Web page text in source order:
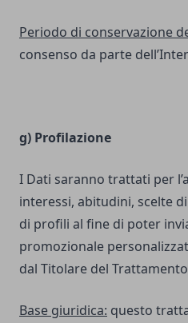
Periodo di conservazione
consenso da parte
g) Profilazione
I Dati saranno trattati per
interessi, abitudini, scelte
di profili al fine di poter
promozionale
dal Titolare del
Base giuridica: questo